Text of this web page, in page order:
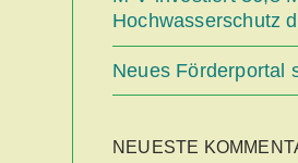
Hochwasserschutz
Neues Förderportal
NEUESTE